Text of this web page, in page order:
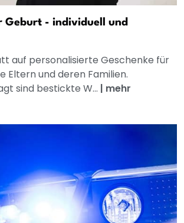
Geburt - individuell und
auf personalisierte Geschenke für
Eltern und deren Familien.
sind bestickte W... | mehr